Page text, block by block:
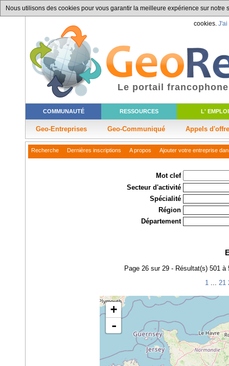
Nous utilisons des cookies pour vous garantir la meilleure expérience sur
cookies. J'ai
COMMUNAUTÉ RESSOURCES L' EMPLOI
Geo-Entreprises Geo-Communiqué Appels
Le portail
Recherche Dernières inscriptions A propos Ajouter votre entreprise
Mot clef
Secteur d'activité
Spécialité
Région
Département
Page 26 sur 29 - Résultat(s) 501
1
21
+
-